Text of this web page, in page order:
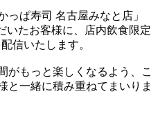
ぱ寿司 名古屋みなと店」
いたお客様に、店内飲食限定
信いたします。
もっと楽しくなるよう、こ
と一緒に積み重ねてまいりま